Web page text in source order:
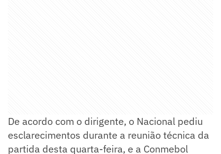
De acordo com o dirigente, o Nacional pediu
esclarecimentos durante a reunião técnica da
partida desta quarta-feira, e a Conmebol